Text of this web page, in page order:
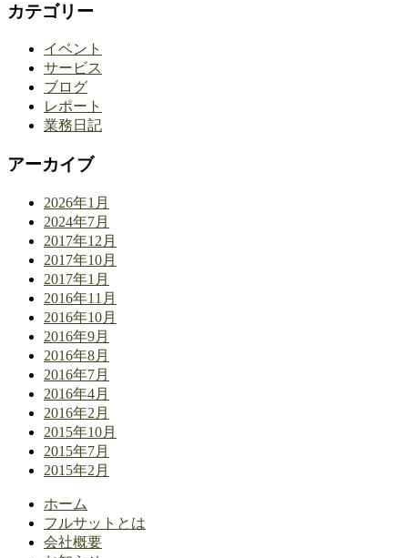
カテゴリー
イベント
サービス
ブログ
レポート
業務日記
アーカイブ
2026年1月
2024年7月
2017年12月
2017年10月
2017年1月
2016年11月
2016年10月
2016年9月
2016年8月
2016年7月
2016年4月
2016年2月
2015年10月
2015年7月
2015年2月
ホーム
フルサットとは
会社概要